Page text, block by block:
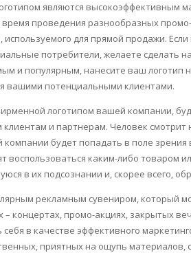
являются высокоэффективным
время проведения разнообразных промо
используемого для прямой продажи.
потребители, желаете сделать
и популярным, нанесите ваш логотип
вашими потенциальными клиентами.
логотипом вашей компании,
и партнерам. Человек смотрит
будет попадать в поле зрения
воспользоваться каким-либо товаром
в их подсознании и, скорее всего,
рекламным сувениром, который
– концертах, промо-акциях, закрытых
в качестве эффективного
приятных на ощупь материалов,